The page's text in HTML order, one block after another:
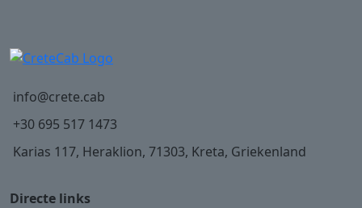
info@crete.cab
+30 695 517 1473
Karias 117, Heraklion, 71303, Kreta, Griekenland
Directe links